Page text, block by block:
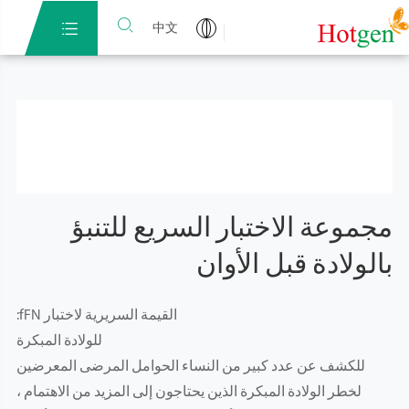
中文


مجموعة الاختبار السريع للتنبؤ
بالولادة قبل الأوان
القيمة السريرية لاختبار fFN:
للولادة المبكرة
للكشف عن عدد كبير من النساء الحوامل المرضى المعرضين
لخطر الولادة المبكرة الذين يحتاجون إلى المزيد من الاهتمام ،